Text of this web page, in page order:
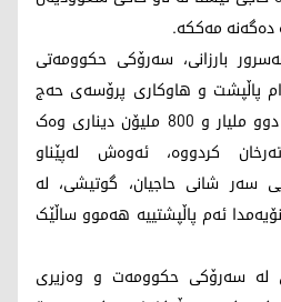
دەگەنە مەککە.
بارزانی، سەرۆکی حکوومەتی
پاڵپشت و هاوکاری پرۆسەی حەج
بووە و بۆ ئەمساڵیش بڕی دوو ملیار و 800 ملیۆن دیناری وەک
کردووە، ئەوەش لەپێناو
سەر شانی حاجیان، گوتیشی، لە
ئەم پاڵپشتییە هەموو ساڵێک
لە سەرۆکی حکوومەت و وەزیری